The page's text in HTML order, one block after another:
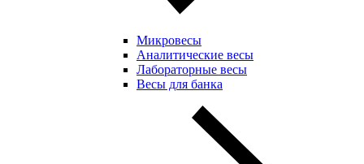
Микровесы
Аналитические весы
Лабораторные весы
Весы для банка